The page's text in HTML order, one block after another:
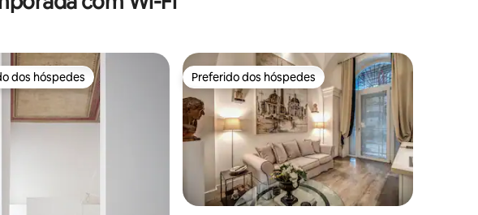
preferidos dos hóspedes
dos hóspedes Preferido dos hóspedes
Preferido dos hóspedes